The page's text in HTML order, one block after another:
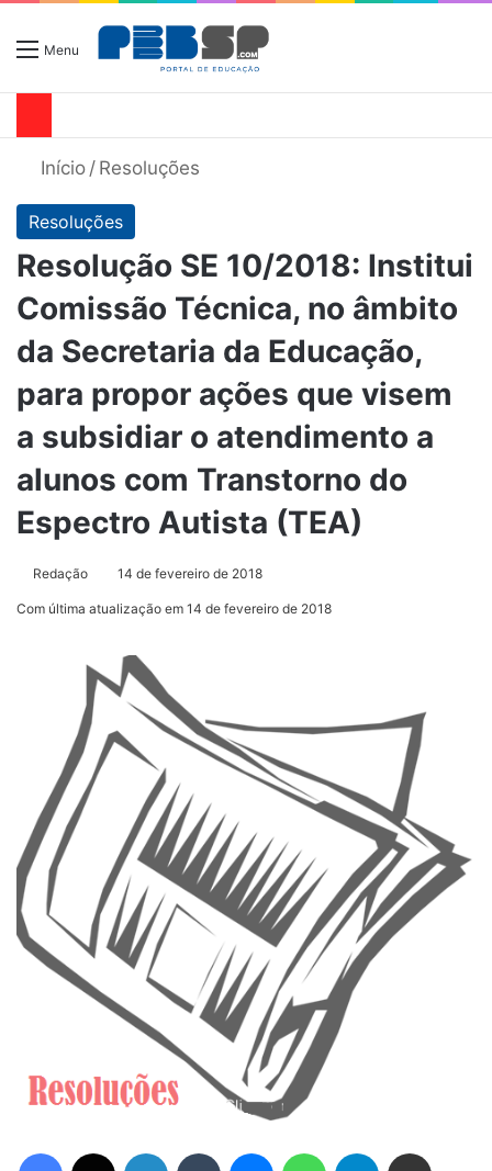
Menu
Início / Resoluções
Resoluções
Resolução SE 10/2018: Institui
Comissão Técnica, no âmbito
da Secretaria da Educação,
para propor ações que visem
a subsidiar o atendimento a
alunos com Transtorno do
Espectro Autista (TEA)
Redação 14 de fevereiro de 2018
Com última atualização em 14 de fevereiro de 2018